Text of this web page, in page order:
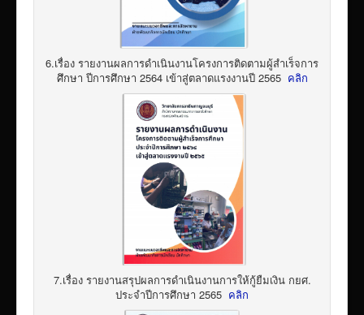
6.เรื่อง รายงานผลการดำเนินงานโครงการติดตามผู้สำเร็จการ
ศึกษา ปีการศึกษา 2564 เข้าสู่ตลาดแรงงานปี 2565 คลิก
7.เรื่อง รายงานสรุปผลการดำเนินงานการให้กู้ยืมเงิน กยศ.
ประจำปีการศึกษา 2565 คลิก